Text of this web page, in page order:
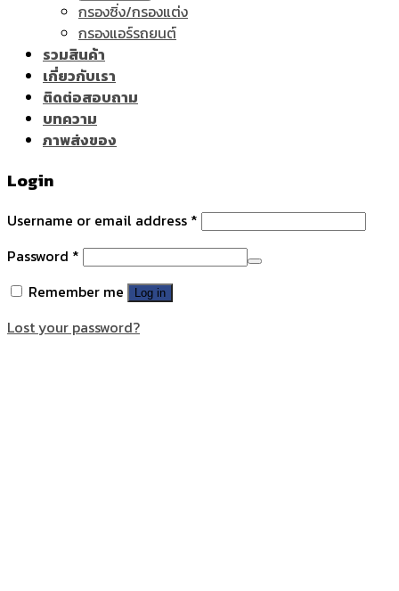
กรองซิ่ง/กรองแต่ง
กรองแอร์รถยนต์
รวมสินค้า
เกี่ยวกับเรา
ติดต่อสอบถาม
บทความ
ภาพส่งของ
Login
Username or email address *
Password *
Remember me
Log in
Lost your password?